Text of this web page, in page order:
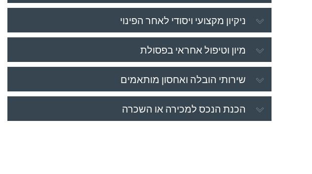
ניקיון מקצועי ויסודי לאחר הפינוי
מיון וטיפול אחראי בפסולת
שירותי הובלה ואחסון מותאמים
הכנת הנכס למכירה או השכרה